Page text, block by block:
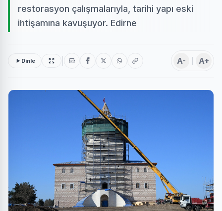
restorasyon çalışmalarıyla, tarihi yapı eski
ihtişamına kavuşuyor. Edirne
Dinle A- A+